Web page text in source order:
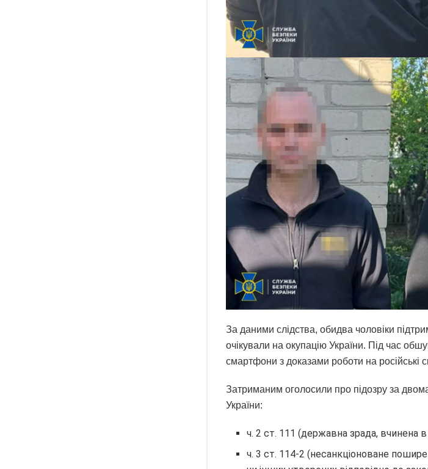
За даними слідства, обидва чоловіки
очікували на окупацію України. Під час
смартфони з доказами роботи на російські
Затриманим оголосили про підозру за
України:
ч. 2 ст. 111 (державна зрада, вчинена
ч. 3 ст. 114-2 (несанкціоноване